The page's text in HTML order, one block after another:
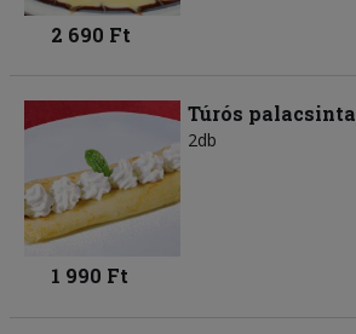
2 690 Ft
Túrós palacsinta
2db
1 990 Ft